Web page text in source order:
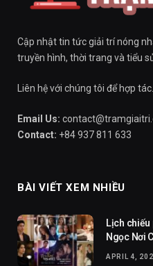
Cập nhật tin tức giải trí nóng
truyền hình, thời trang và tiểu
Liên hệ với chúng tôi để hợp tác.
Email Us:
Contact: +84 937 811 633
BÀI VIẾT XEM NHIỀU
Lịch chiếu
Ngọc Nơi
APRIL 4,